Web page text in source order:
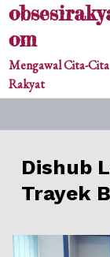
Skip
om
Mengawal Cita-Cita
Rakyat
Dishub
Trayek